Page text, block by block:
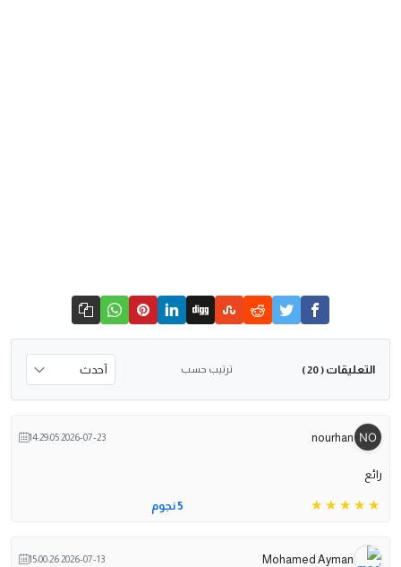
التعليقات ( 20 ) ترتيب حسب
nourhan
2026-07-23 14:29:05
رائع
5 نجوم
Mohamed Ayman
2026-07-13 15:00:26